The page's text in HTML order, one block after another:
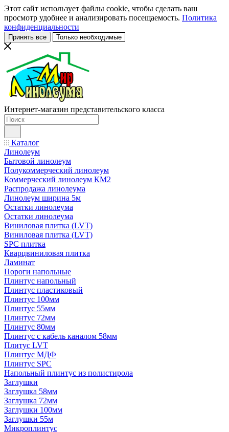
Этот сайт использует файлы cookie, чтобы сделать ваш
просмотр удобнее и анализировать посещаемость. Политика
конфиденциальности
Принять все Только необходимые
Интернет-магазин представительского класса
Каталог
Линолеум
Бытовой линолеум
Полукоммерческий линолеум
Коммерческий линолеум КМ2
Распродажа линолеума
Линолеум ширина 5м
Остатки линолеума
Остатки линолеума
Виниловая плитка (LVT)
Виниловая плитка (LVT)
SPC плитка
Кварцвиниловая плитка
Ламинат
Пороги напольные
Плинтус напольный
Плинтус пластиковый
Плинтус 100мм
Плинтус 55мм
Плинтус 72мм
Плинтус 80мм
Плинтус с кабель каналом 58мм
Плитус LVT
Плинтус МДФ
Плинтус SPC
Напольный плинтус из полистирола
Заглушки
Заглушка 58мм
Заглушка 72мм
Заглушки 100мм
Заглушки 55м
Микроплинтус